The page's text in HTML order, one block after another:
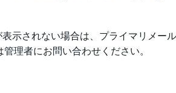
示されない場合は、プライマリメー
理者にお問い合わせください。